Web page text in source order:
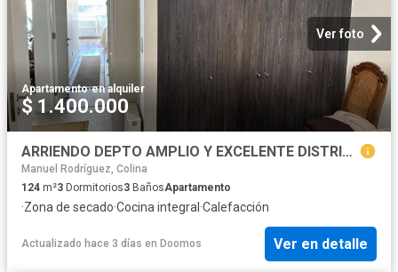
Ver foto
Apartamento·en alquiler
$ 1.400.000
ARRIENDO DEPTO AMPLIO Y EXCELENTE DISTRIBUCION
Manuel Rodríguez, Colina
124 m²3 Dormitorios3 BañosApartamento
·Zona de secado·Cocina integral ·Calefacción
Actualizado hace 3 días en Doomos Ver en detalle